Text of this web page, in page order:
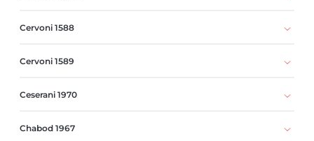
Cervoni 1588
Cervoni 1589
Ceserani 1970
Chabod 1967